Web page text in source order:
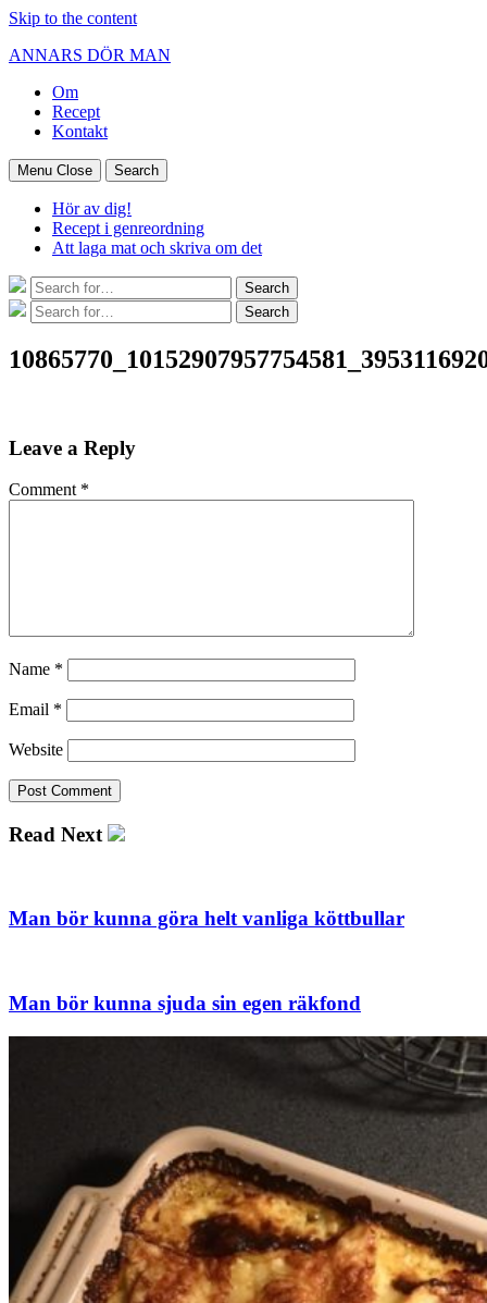
Skip to the content
ANNARS DÖR MAN
Om
Recept
Kontakt
Menu Close Search
Hör av dig!
Recept i genreordning
Att laga mat och skriva om det
Search
for:
Search
Search
for:
Search
Leave a Reply
Comment *
Name *
Email *
Website
Read Next
Man bör kunna göra helt vanliga köttbullar
Man bör kunna sjuda sin egen räkfond